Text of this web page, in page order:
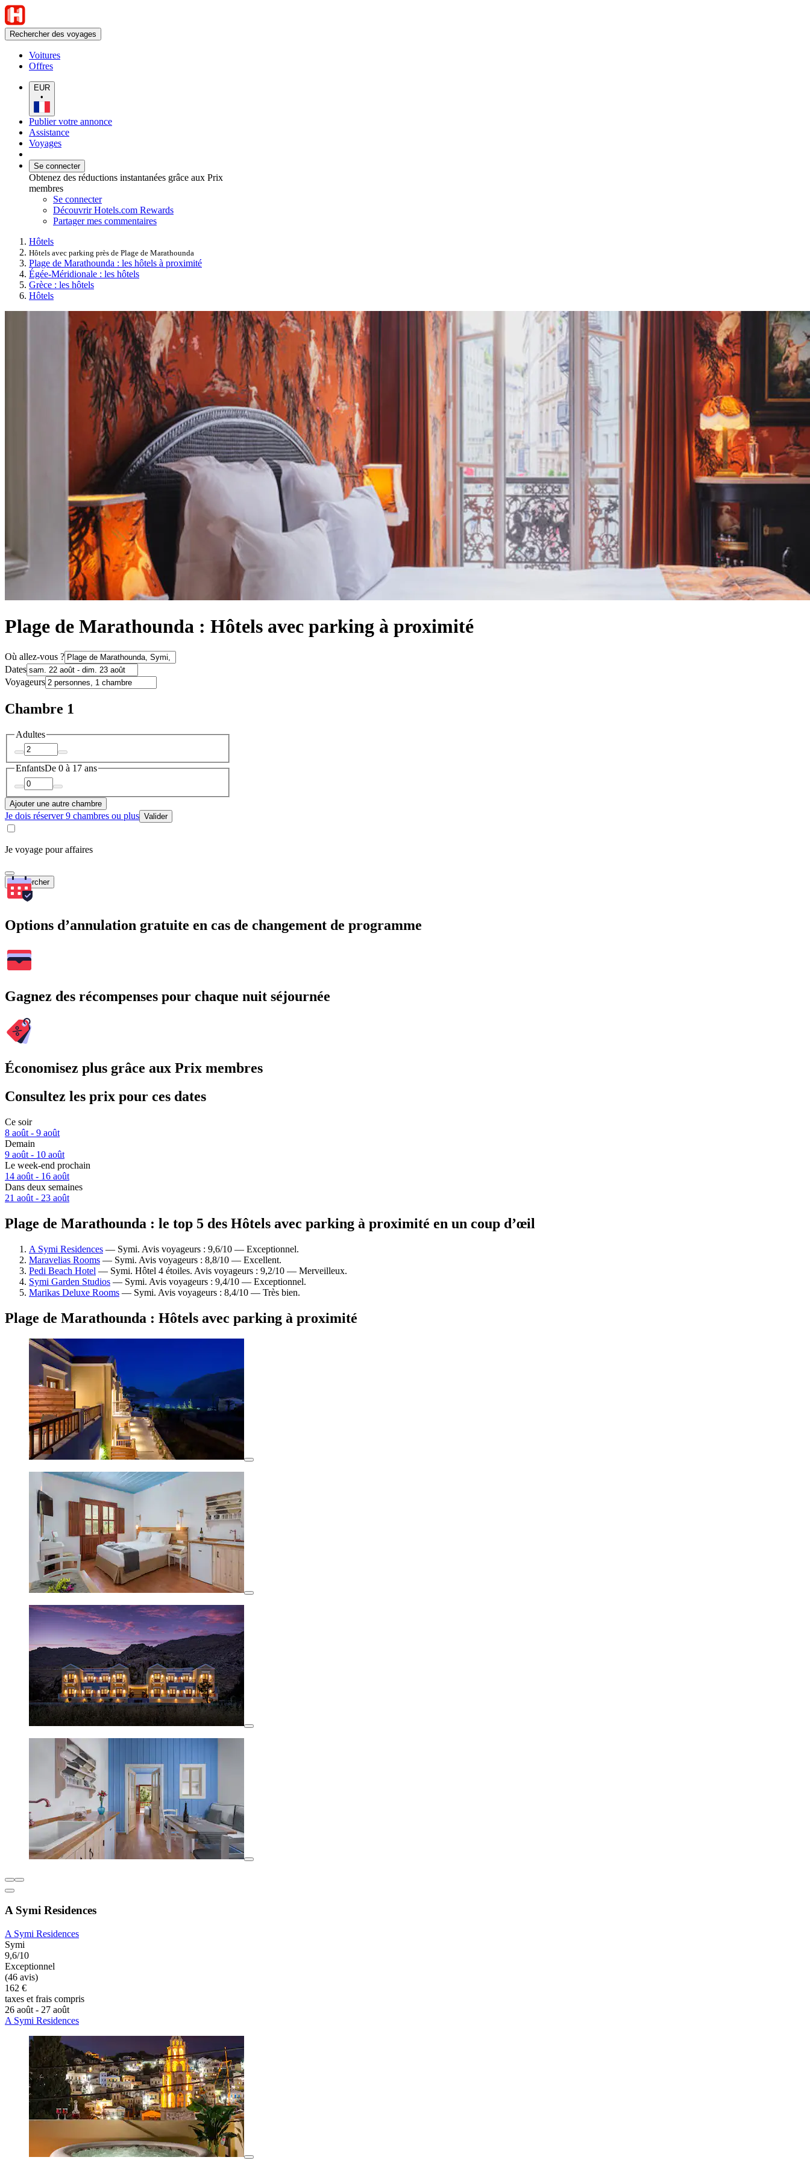
Rechercher des voyages
Voitures
Offres
EUR
•
Publier votre annonce
Assistance
Voyages
Se connecter
Obtenez des réductions instantanées grâce aux Prix
membres
Se connecter
Découvrir Hotels.com Rewards
Partager mes commentaires
Hôtels
Hôtels avec parking près de Plage de Marathounda
Plage de Marathounda : les hôtels à proximité
Égée-Méridionale : les hôtels
Grèce : les hôtels
Hôtels
Plage de Marathounda : Hôtels avec parking à proximité
Où allez-vous ?
Dates
Voyageurs
Chambre 1
Adultes
EnfantsDe 0 à 17 ans
Ajouter une autre chambre
Je dois réserver 9 chambres ou plus Valider
Je voyage pour affaires
Rechercher
Options d’annulation gratuite en cas de changement de programme
Gagnez des récompenses pour chaque nuit séjournée
Économisez plus grâce aux Prix membres
Consultez les prix pour ces dates
Ce soir
8 août - 9 août
Demain
9 août - 10 août
Le week-end prochain
14 août - 16 août
Dans deux semaines
21 août - 23 août
Plage de Marathounda : le top 5 des Hôtels avec parking à proximité en un coup d’œil
A Symi Residences — Symi. Avis voyageurs : 9,6/10 — Exceptionnel.
Maravelias Rooms — Symi. Avis voyageurs : 8,8/10 — Excellent.
Pedi Beach Hotel — Symi. Hôtel 4 étoiles. Avis voyageurs : 9,2/10 — Merveilleux.
Symi Garden Studios — Symi. Avis voyageurs : 9,4/10 — Exceptionnel.
Marikas Deluxe Rooms — Symi. Avis voyageurs : 8,4/10 — Très bien.
Plage de Marathounda : Hôtels avec parking à proximité
A Symi Residences
A Symi Residences
Symi
9,6/10
Exceptionnel
(46 avis)
162 €
taxes et frais compris
26 août - 27 août
A Symi Residences